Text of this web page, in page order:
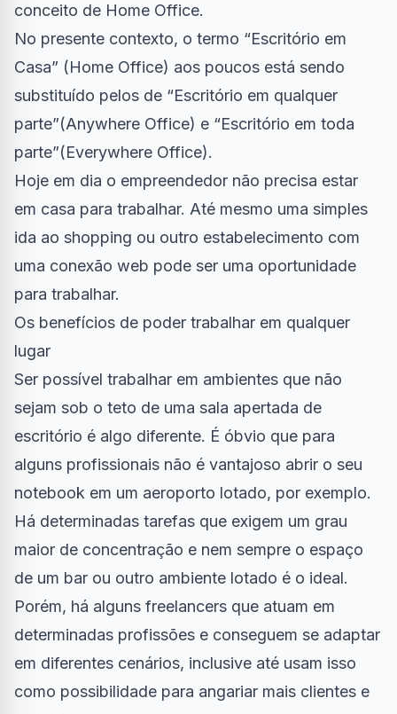
conceito de Home Office.
No presente contexto, o termo “Escritório em
Casa” (Home Office) aos poucos está sendo
substituído pelos de “Escritório em qualquer
parte”(Anywhere Office) e “Escritório em toda
parte”(Everywhere Office).
Hoje em dia o empreendedor não precisa estar
em casa para trabalhar. Até mesmo uma simples
ida ao shopping ou outro estabelecimento com
uma conexão web pode ser uma oportunidade
para trabalhar.
Os benefícios de poder trabalhar em qualquer
lugar
Ser possível trabalhar em ambientes que não
sejam sob o teto de uma sala apertada de
escritório é algo diferente. É óbvio que para
alguns profissionais não é vantajoso abrir o seu
notebook em um aeroporto lotado, por exemplo.
Há determinadas tarefas que exigem um grau
maior de concentração e nem sempre o espaço
de um bar ou outro ambiente lotado é o ideal.
Porém, há alguns freelancers que atuam em
determinadas profissões e conseguem se adaptar
em diferentes cenários, inclusive até usam isso
como possibilidade para angariar mais clientes e